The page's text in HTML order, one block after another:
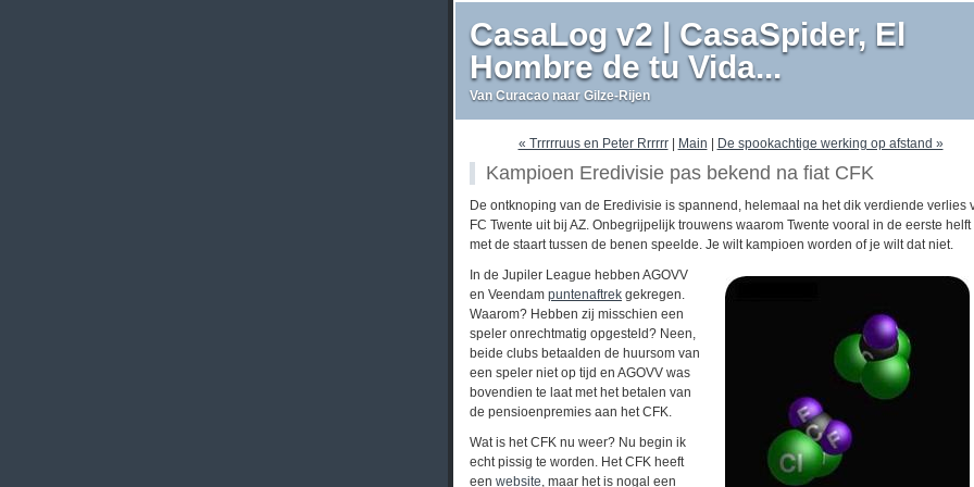
CasaLog v2 | CasaSpider, El
Hombre de tu Vida...
Van Curacao naar Gilze-Rijen
« Trrrrruus en Peter Rrrrrr| Main De spookachtige werking op afstand »
Kampioen Eredivisie pas bekend na fiat CFK
De ontknoping van de Eredivisie is spannend, helemaal na het dik verdiende verlies
FC Twente uit bij AZ. Onbegrijpelijk trouwens waarom Twente vooral in de eerste helft
met de staart tussen de benen speelde. Je wilt kampioen worden of je wilt dat niet.
In de Jupiler League hebben AGOVV
en Veendam puntenaftrek gekregen.
Waarom? Hebben zij misschien een
speler onrechtmatig opgesteld? Neen,
beide clubs betaalden de huursom van
een speler niet op tijd en AGOVV was
bovendien te laat met het betalen van
de pensioenpremies aan het CFK.
Wat is het CFK nu weer? Nu begin ik
echt pissig te worden. Het CFK heeft
een website, maar het is nogal een